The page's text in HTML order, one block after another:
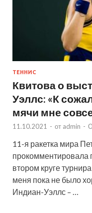
ТЕННИС
Квитова о
Уэллс: «К
мячи мне
11.10.2021 - от admin -
11-я ракетка мира
прокомментировала
втором круге
меня пока не было
Индиан-Уэллс – …